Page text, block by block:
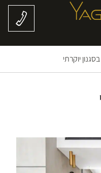
יוקרתי